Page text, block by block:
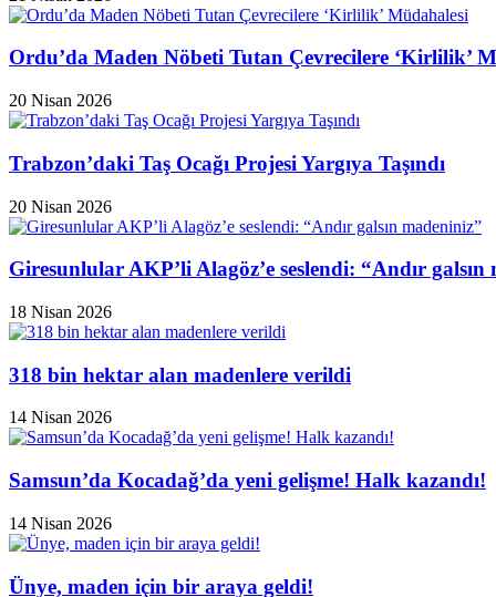
Ordu’da Maden Nöbeti Tutan Çevrecilere ‘Kirlilik’
20 Nisan 2026
Trabzon’daki Taş Ocağı Projesi Yargıya Taşındı
20 Nisan 2026
Giresunlular AKP’li Alagöz’e seslendi: “Andır galsın
18 Nisan 2026
318 bin hektar alan madenlere verildi
14 Nisan 2026
Samsun’da Kocadağ’da yeni gelişme! Halk kazandı!
14 Nisan 2026
Ünye, maden için bir araya geldi!